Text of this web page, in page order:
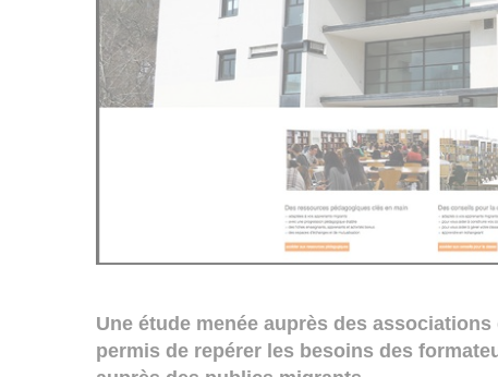
Une étude menée auprès des
permis de repérer les besoins des